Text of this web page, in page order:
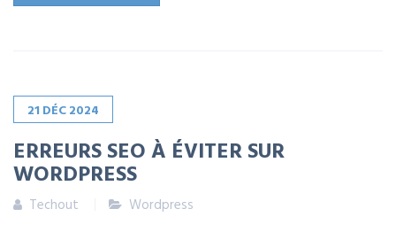
21 DÉC2024
ERREURS SEO À ÉVITER SUR
WORDPRESS
Techout Wordpress